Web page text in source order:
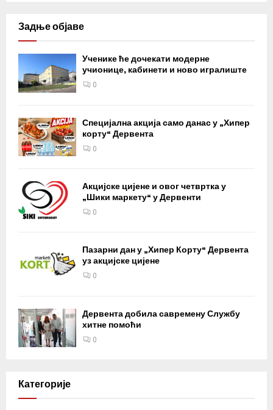
Задње објаве
Ученике ће дочекати модерне
учионице, кабинети и ново игралиште
0
Специјална акција само данас у „Хипер
корту“ Дервента
0
Акцијске цијене и овог четвртка у
„Шики маркету“ у Дервенти
0
Пазарни дан у „Хипер Корту“ Дервента
уз акцијске цијене
0
Дервента добила савремену Службу
хитне помоћи
0
Категорије